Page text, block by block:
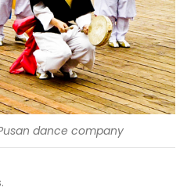
dance company